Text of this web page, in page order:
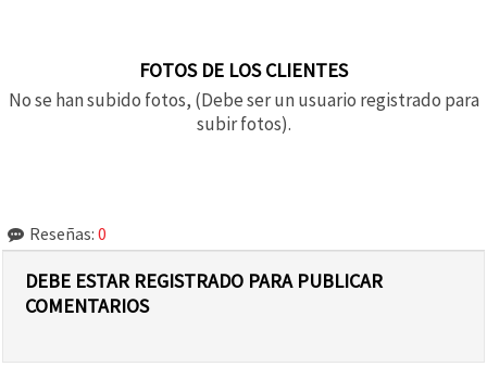
FOTOS DE LOS CLIENTES
No se han subido fotos, (Debe ser un usuario registrado para
subir fotos).
Reseñas: 0
DEBE ESTAR REGISTRADO PARA PUBLICAR
COMENTARIOS